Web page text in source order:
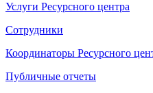
Услуги Ресурсного центра
Сотрудники
Координаторы Ресурсного
Публичные отчеты